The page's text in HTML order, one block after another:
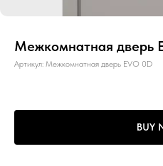
Межкомнатная дверь
Артикул: Межкомнатная дверь EVO 0D
BUY